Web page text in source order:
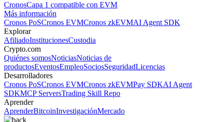
CronosCapa 1 compatible con EVM
Más información
Cronos PoSCronos EVMCronos zkEVMAI Agent SDK
Explorar
AfiliadoInstitucionesCustodia
Crypto.com
Quiénes somosNoticiasNoticias de
productosEventosEmpleoSociosSeguridadLicencias
Desarrolladores
Cronos PoSCronos EVMCronos zkEVMPay SDKAI Agent
SDKMCP ServersTrading Skill Repo
Aprender
AprenderBitcoinInvestigaciónMercado